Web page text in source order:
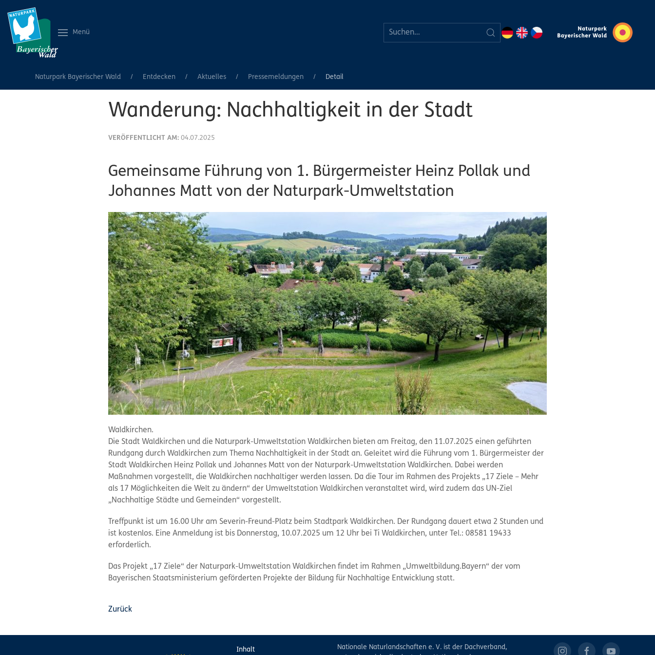
Menü
Naturpark Bayerischer Wald Entdecken Aktuelles Pressemeldungen Detail
Wanderung: Nachhaltigkeit in der Stadt
VERÖFFENTLICHT AM: 04.07.2025
Gemeinsame Führung von 1. Bürgermeister Heinz Pollak und
Johannes Matt von der Naturpark-Umweltstation
Waldkirchen.
Die Stadt Waldkirchen und die Naturpark-Umweltstation Waldkirchen bieten am Freitag, den 11.07.2025 einen geführten
Rundgang durch Waldkirchen zum Thema Nachhaltigkeit in der Stadt an. Geleitet wird die Führung vom 1. Bürgermeister der
Stadt Waldkirchen Heinz Pollak und Johannes Matt von der Naturpark-Umweltstation Waldkirchen. Dabei werden
Maßnahmen vorgestellt, die Waldkirchen nachhaltiger werden lassen. Da die Tour im Rahmen des Projekts „17 Ziele – Mehr
als 17 Möglichkeiten die Welt zu ändern“ der Umweltstation Waldkirchen veranstaltet wird, wird zudem das UN-Ziel
„Nachhaltige Städte und Gemeinden“ vorgestellt.
Treffpunkt ist um 16.00 Uhr am Severin-Freund-Platz beim Stadtpark Waldkirchen. Der Rundgang dauert etwa 2 Stunden und
ist kostenlos. Eine Anmeldung ist bis Donnerstag, 10.07.2025 um 12 Uhr bei Ti Waldkirchen, unter Tel.: 08581 19433
erforderlich.
Das Projekt „17 Ziele“ der Naturpark-Umweltstation Waldkirchen findet im Rahmen „Umweltbildung.Bayern“ der vom
Bayerischen Staatsministerium geförderten Projekte der Bildung für Nachhaltige Entwicklung statt.
Zurück
Inhalt
Nationale Naturlandschaften e. V. ist der Dachverband,